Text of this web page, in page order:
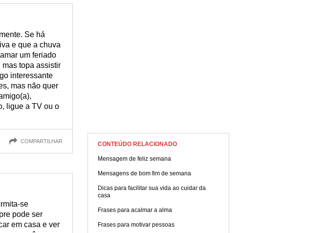
Se há
e que a chuva
um feriado
topa assistir
interessante
mas não quer
ligue a TV ou o
COMPARTILHAR
se
pode ser
em casa e ver
CONTEÚDO RELACIONADO
Mensagem de feliz semana
Mensagens de bom fim de semana
Dicas para facilitar sua vida ao cuidar da
casa
Frases para acalmar a alma
Frases para motivar pessoas